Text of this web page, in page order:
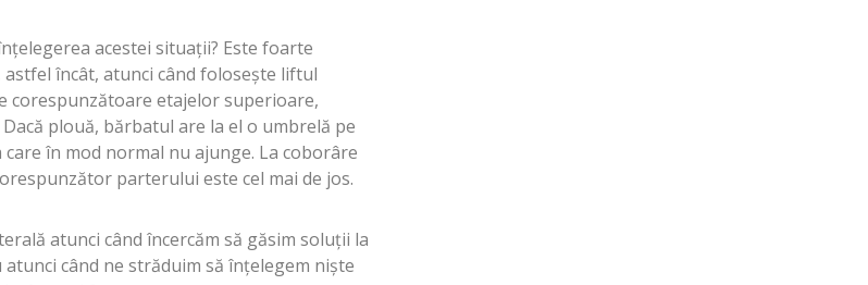
acestei situații? Este foarte
încât, atunci când folosește liftul
corespunzătoare etajelor superioare,
plouă, bărbatul are la el o umbrelă pe
în mod normal nu ajunge. La coborâre
parterului este cel mai de jos.
atunci când încercăm să găsim soluții la
când ne străduim să înțelegem niște